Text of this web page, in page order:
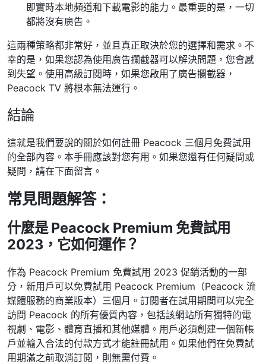
即實時本地頻道和下載電影的能力。最重要的是，一切
都將沒有廣告。
這兩種策略都非常好，並且真正取決於您的選擇和需求。不
幸的是，如果您認為使用廣告攔截器可以解決問題，您會感
到失望。使用高級訂閱時，如果您啟用了廣告攔截器，
Peacock TV 將根本無法運行。
結論
這就是我們要說的關於如何註冊 Peacock 三個月免費試用
的全部內容。本手冊應該對您有用。如果您還有任何疑問或
疑問，請在下面留言。
常見問題解答：
什麼是 Peacock Premium 免費試用
2023，它如何運作？
作為 Peacock Premium 免費試用 2023 促銷活動的一部
分，新用戶可以免費試用 Peacock Premium（Peacock 流
媒體服務的商業版本）三個月。訂閱者在試用期間可以完全
訪問 Peacock 的所有優質內容，包括該網站所有獨特的電
視劇、電影、體育直播和其他媒體。用戶必須創建一個新帳
戶並輸入合法的付款方式才能註冊試用。如果他們在免費試
用期滿之前取消訂閱，則無需付費。